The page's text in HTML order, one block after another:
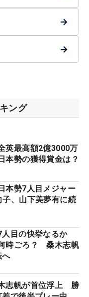
→
→
ング
英最高額2億3000万
勢の獲得賞金は？
本勢7人目メジャー
、山下美夢有に続
人目の快挙なるか
時ごろ？ 桑木志帆
へ
志帆が首位浮上 勝